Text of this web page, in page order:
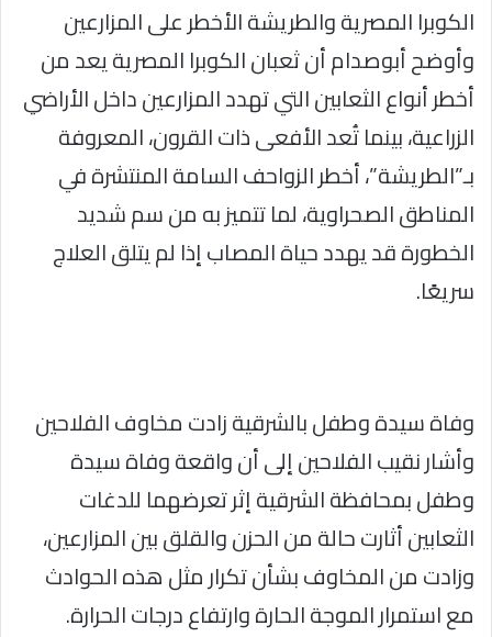
الكوبرا المصرية والطريشة الأخطر على المزارعين
وأوضح أبوصدام أن ثعبان الكوبرا المصرية يعد من
أخطر أنواع الثعابين التي تهدد المزارعين داخل الأراضي
الزراعية، بينما تُعد الأفعى ذات القرون، المعروفة
بـ”الطريشة”، أخطر الزواحف السامة المنتشرة في
المناطق الصحراوية، لما تتميز به من سم شديد
الخطورة قد يهدد حياة المصاب إذا لم يتلق العلاج
سريعًا.
وفاة سيدة وطفل بالشرقية زادت مخاوف الفلاحين
وأشار نقيب الفلاحين إلى أن واقعة وفاة سيدة
وطفل بمحافظة الشرقية إثر تعرضهما للدغات
الثعابين أثارت حالة من الحزن والقلق بين المزارعين،
وزادت من المخاوف بشأن تكرار مثل هذه الحوادث
مع استمرار الموجة الحارة وارتفاع درجات الحرارة.